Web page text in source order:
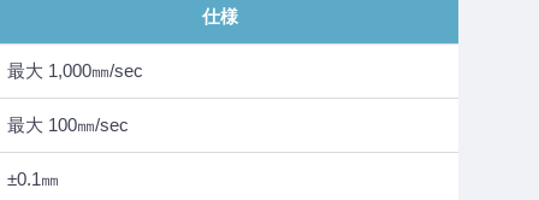
仕様
最大 1,000㎜/sec
最大 100㎜/sec
±0.1㎜